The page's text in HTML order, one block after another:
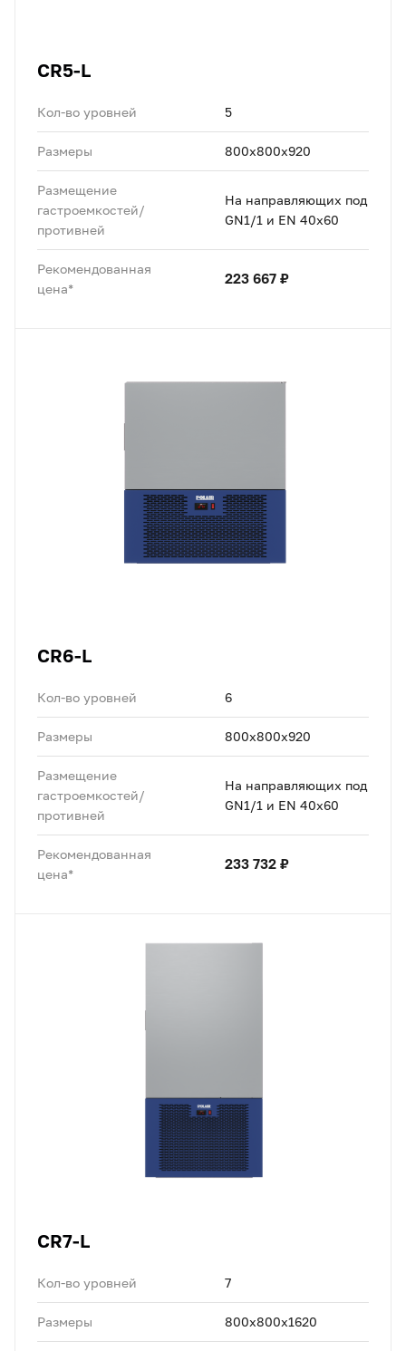
CR5-L
Кол-во уровней 5
Размеры 800x800x920
Размещение
гастроемкостей/
противней
На направляющих под
GN1/1 и EN 40x60
Рекомендованная
цена*
223 667 ₽
CR6-L
Кол-во уровней 6
Размеры 800x800x920
Размещение
гастроемкостей/
противней
На направляющих под
GN1/1 и EN 40x60
Рекомендованная
цена*
233 732 ₽
CR7-L
Кол-во уровней 7
Размеры 800x800x1620